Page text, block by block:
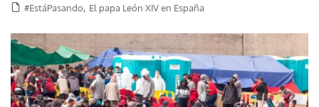
#EstáPasando, El papa León XIV en España